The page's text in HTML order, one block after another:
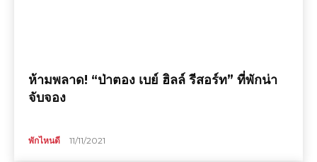
ห้ามพลาด! “ป่าตอง เบย์ ฮิลล์ รีสอร์ท” ที่พักน่า
จับจอง
พักไหนดี 11/11/2021